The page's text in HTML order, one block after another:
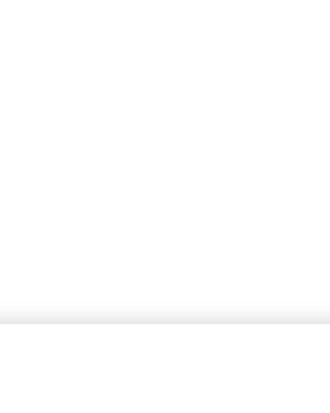
уеб сайт и за да подобрим уеб сайта,